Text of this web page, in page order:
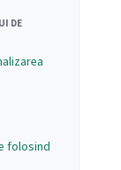
DE
folosind